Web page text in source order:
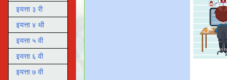
इयत्ता ३ री
इयत्ता ४ थी
इयत्ता ५ वी
इयत्ता ६ वी
इयत्ता ७ वी